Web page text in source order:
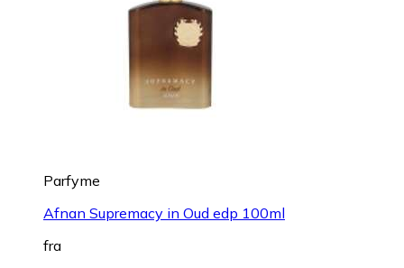
Parfyme
Afnan Supremacy in Oud edp 100ml
fra